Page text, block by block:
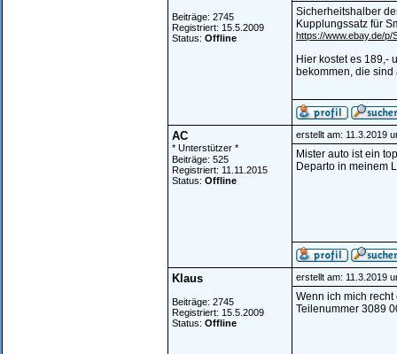
Beiträge: 2745
Registriert: 15.5.2009
Status: Offline
Sicherheitshalber
Kupplungssatz für
https://www.ebay.de/p/
Hier kostet es 189,-
bekommen, die
AC
* Unterstützer *
Beiträge: 525
Registriert: 11.11.2015
Status: Offline
erstellt am: 11.3.2019
Mister auto ist ein
Departo in meinem
Klaus
Beiträge: 2745
Registriert: 15.5.2009
Status: Offline
erstellt am: 11.3.2019
Wenn ich mich
Teilenummer 3089